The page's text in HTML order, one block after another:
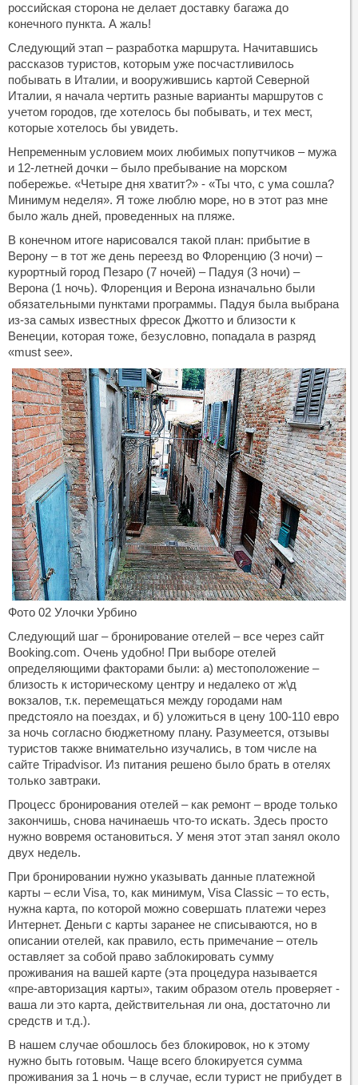
российская сторона не делает доставку багажа до
конечного пункта. А жаль!
Следующий этап – разработка маршрута. Начитавшись
рассказов туристов, которым уже посчастливилось
побывать в Италии, и вооружившись картой Северной
Италии, я начала чертить разные варианты маршрутов с
учетом городов, где хотелось бы побывать, и тех мест,
которые хотелось бы увидеть.
Непременным условием моих любимых попутчиков – мужа
и 12-летней дочки – было пребывание на морском
побережье. «Четыре дня хватит?» - «Ты что, с ума сошла?
Минимум неделя». Я тоже люблю море, но в этот раз мне
было жаль дней, проведенных на пляже.
В конечном итоге нарисовался такой план: прибытие в
Верону – в тот же день переезд во Флоренцию (3 ночи) –
курортный город Пезаро (7 ночей) – Падуя (3 ночи) –
Верона (1 ночь). Флоренция и Верона изначально были
обязательными пунктами программы. Падуя была выбрана
из-за самых известных фресок Джотто и близости к
Венеции, которая тоже, безусловно, попадала в разряд
«must see».
Фото 02 Улочки Урбино
Следующий шаг – бронирование отелей – все через сайт
Booking.com. Очень удобно! При выборе отелей
определяющими факторами были: а) местоположение –
близость к историческому центру и недалеко от ж\д
вокзалов, т.к. перемещаться между городами нам
предстояло на поездах, и б) уложиться в цену 100-110 евро
за ночь согласно бюджетному плану. Разумеется, отзывы
туристов также внимательно изучались, в том числе на
сайте Tripadvisor. Из питания решено было брать в отелях
только завтраки.
Процесс бронирования отелей – как ремонт – вроде только
закончишь, снова начинаешь что-то искать. Здесь просто
нужно вовремя остановиться. У меня этот этап занял около
двух недель.
При бронировании нужно указывать данные платежной
карты – если Visa, то, как минимум, Visa Classic – то есть,
нужна карта, по которой можно совершать платежи через
Интернет. Деньги с карты заранее не списываются, но в
описании отелей, как правило, есть примечание – отель
оставляет за собой право заблокировать сумму
проживания на вашей карте (эта процедура называется
«пре-авторизация карты», таким образом отель проверяет -
ваша ли это карта, действительная ли она, достаточно ли
средств и т.д.).
В нашем случае обошлось без блокировок, но к этому
нужно быть готовым. Чаще всего блокируется сумма
проживания за 1 ночь – в случае, если турист не прибудет в